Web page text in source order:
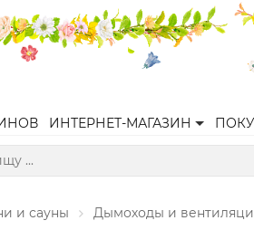
ИНТЕРНЕТ-МАГАЗИН
и сауны Дымоходы и